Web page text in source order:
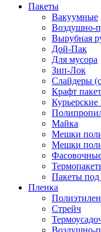
Пакеты
Вакуумные
Воздушно-
Вырубная
Дой-Пак
Для мусора
Зип-Лок
Слайдеры
Крафт
Майка
Мешки
Мешки
Пакеты
Пленка
Стрейч
Воздушно-